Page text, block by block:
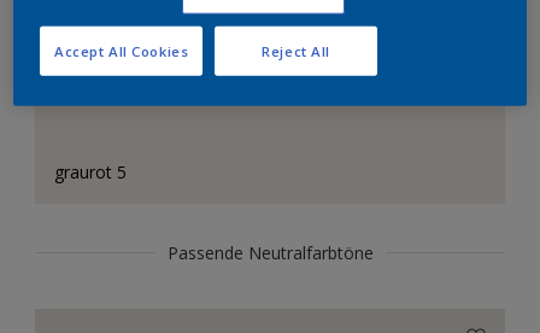
graurot 5
Passende Neutralfarbtöne
Reject All
Accept All Cookies